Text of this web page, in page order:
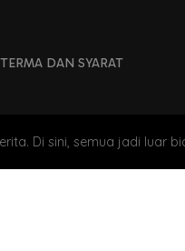
TERMA DAN SYARAT
Di sini, semua jadi luar